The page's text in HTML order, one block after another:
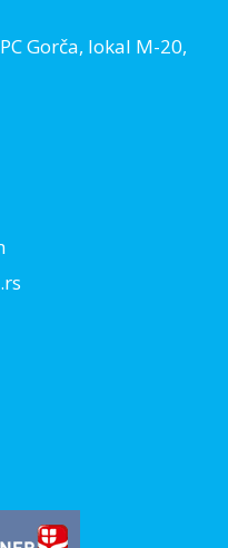
Gorča, lokal M-20,